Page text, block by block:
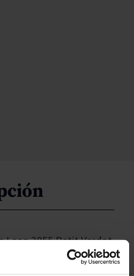
Leon 3055 Petit Verdot -
D.O. Penedès que